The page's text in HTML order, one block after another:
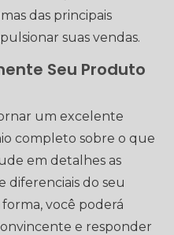
das principais
suas vendas.
Seu Produto
um excelente
completo sobre o que
em detalhes as
diferenciais do seu
você poderá
e responder